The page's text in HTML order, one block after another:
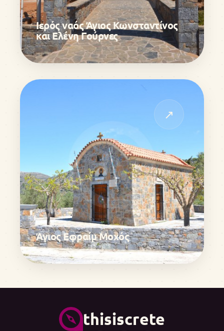
Ιερός ναός Άγιος Κωνσταντίνος
και Ελένη Γούρνες
↗
Άγιος Εφραίμ Μοχός
thisiscrete